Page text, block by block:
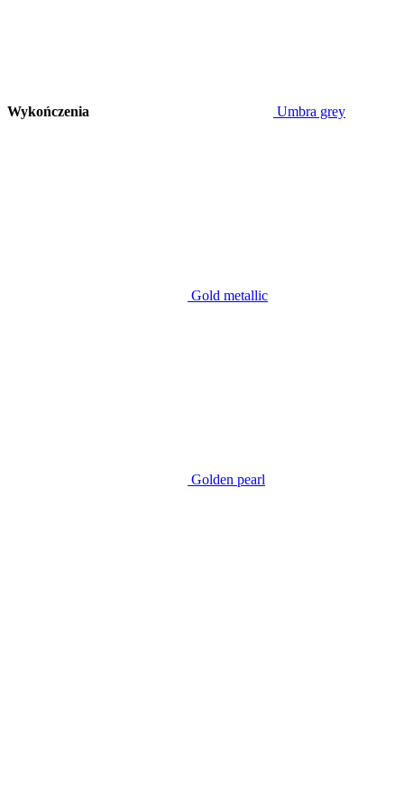
Wykończenia Umbra grey
Gold metallic
Golden pearl